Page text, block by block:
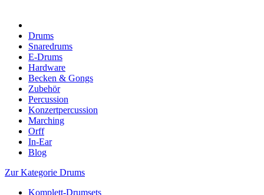
Drums
Snaredrums
E-Drums
Hardware
Becken & Gongs
Zubehör
Percussion
Konzertpercussion
Marching
Orff
In-Ear
Blog
Zur Kategorie Drums
Komplett-Drumsets